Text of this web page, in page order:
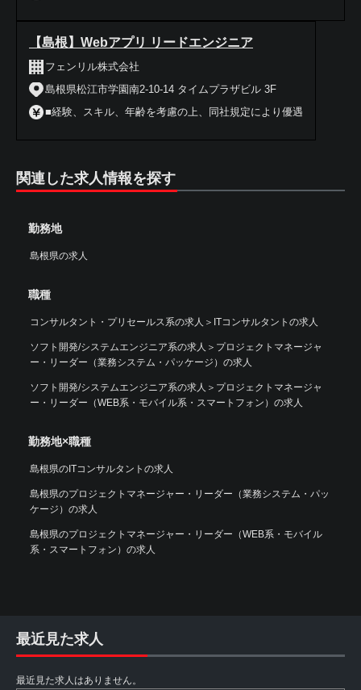
【島根】Webアプリ リードエンジニア
フェンリル株式会社
島根県松江市学園南2-10-14 タイムプラザビル 3F
■経験、スキル、年齢を考慮の上、同社規定により優遇
関連した求人情報を探す
勤務地
島根県の求人
職種
コンサルタント・プリセールス系の求人 ＞ ITコンサルタントの求人
ソフト開発/システムエンジニア系の求人 ＞ プロジェクトマネージャ
ー・リーダー（業務システム・パッケージ）の求人
ソフト開発/システムエンジニア系の求人 ＞ プロジェクトマネージャ
ー・リーダー（WEB系・モバイル系・スマートフォン）の求人
勤務地×職種
島根県のITコンサルタントの求人
島根県のプロジェクトマネージャー・リーダー（業務システム・パッ
ケージ）の求人
島根県のプロジェクトマネージャー・リーダー（WEB系・モバイル
系・スマートフォン）の求人
最近見た求人
最近見た求人はありません。